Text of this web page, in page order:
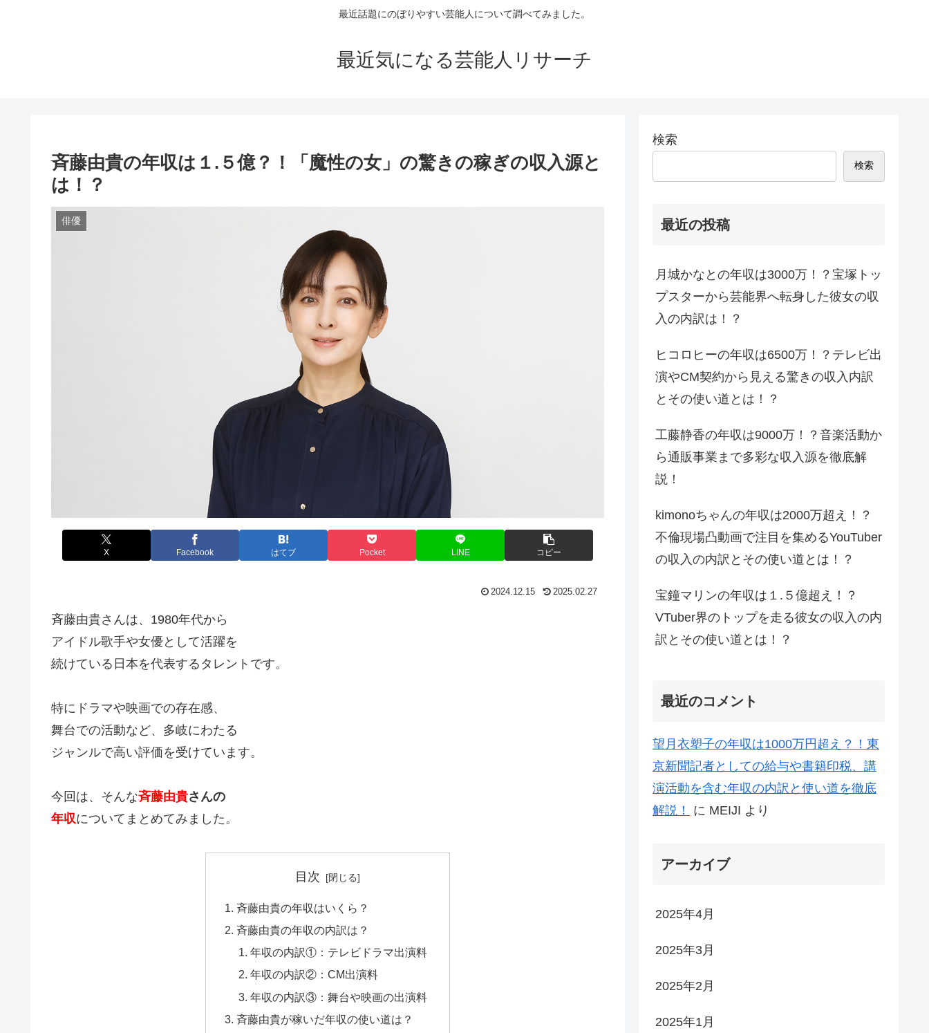
最近話題にのぼりやすい芸能人について調べてみました。
最近気になる芸能人リサーチ
斉藤由貴の年収は１.５億？！「魔性の女」の驚きの稼ぎの収入源と
は！？
俳優
X Facebook はてブ Pocket LINE コピー
2024.12.15 2025.02.27
斉藤由貴さんは、1980年代から
アイドル歌手や女優として活躍を
続けている日本を代表するタレントです。
特にドラマや映画での存在感、
舞台での活動など、多岐にわたる
ジャンルで高い評価を受けています。
今回は、そんな斉藤由貴さんの
年収についてまとめてみました。
目次
斉藤由貴の年収はいくら？
斉藤由貴の年収の内訳は？
年収の内訳①：テレビドラマ出演料
年収の内訳②：CM出演料
年収の内訳③：舞台や映画の出演料
斉藤由貴が稼いだ年収の使い道は？
検索
検索
最近の投稿
月城かなとの年収は3000万！？宝塚トッ
プスターから芸能界へ転身した彼女の収
入の内訳は！？
ヒコロヒーの年収は6500万！？テレビ出
演やCM契約から見える驚きの収入内訳
とその使い道とは！？
工藤静香の年収は9000万！？音楽活動か
ら通販事業まで多彩な収入源を徹底解
説！
kimonoちゃんの年収は2000万超え！？
不倫現場凸動画で注目を集めるYouTuber
の収入の内訳とその使い道とは！？
宝鐘マリンの年収は１.５億超え！？
VTuber界のトップを走る彼女の収入の内
訳とその使い道とは！？
最近のコメント
望月衣塑子の年収は1000万円超え？！東
京新聞記者としての給与や書籍印税、講
演活動を含む年収の内訳と使い道を徹底
解説！
に MEIJI より
アーカイブ
2025年4月
2025年3月
2025年2月
2025年1月